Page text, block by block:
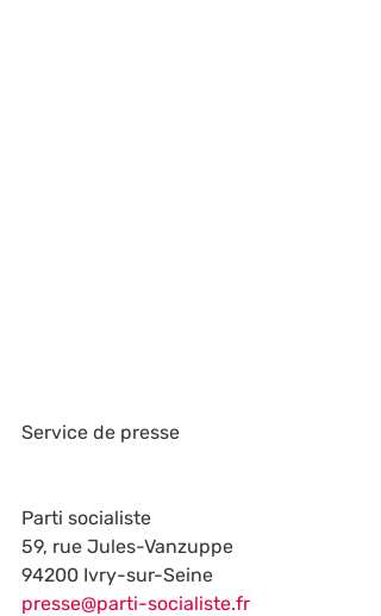
Service de presse
Parti socialiste
59, rue Jules-Vanzuppe
94200 Ivry-sur-Seine
presse@parti-socialiste.fr